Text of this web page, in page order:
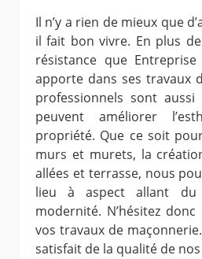
Il n’y a rien de mieux que
il fait bon vivre. En plus
résistance que
apporte dans ses travaux
professionnels sont
peuvent améliorer
propriété. Que ce soit
murs et murets, la
allées et terrasse, nous
lieu à aspect allant
modernité. N’hésitez
vos travaux de
satisfait de la qualité de